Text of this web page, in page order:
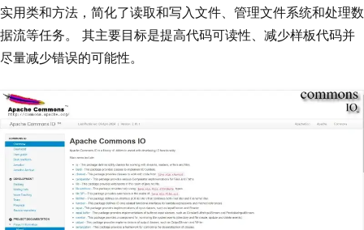
实用类和方法，简化了读取和写入文件、管理文件系统和处理数
据流等任务。 其主要目标是提高代码可读性、减少样板代码并
尽量减少错误的可能性。